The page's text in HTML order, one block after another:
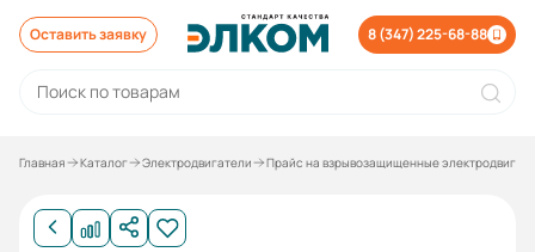
Оставить заявку 8 (347) 225-68-88
Главная Каталог Электродвигатели Прайс на взрывозащищенные